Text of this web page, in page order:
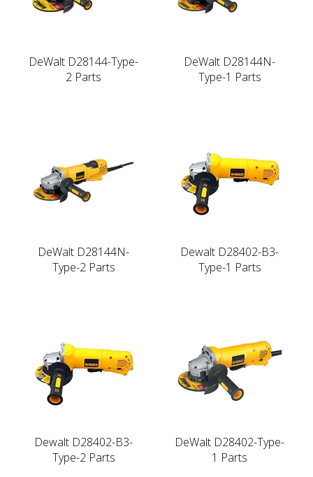
DeWalt D28144-Type-
2 Parts
DeWalt D28144N-
Type-1 Parts
DeWalt D28144N-
Type-2 Parts
Dewalt D28402-B3-
Type-1 Parts
Dewalt D28402-B3-
Type-2 Parts
DeWalt D28402-Type-
1 Parts